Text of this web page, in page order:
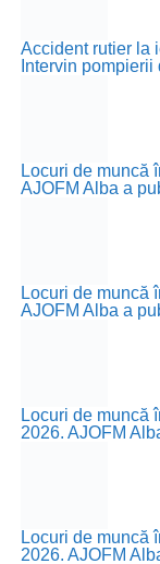
Accident rutier la
Intervin
Locuri de muncă
AJOFM Alba a
Locuri de muncă
AJOFM Alba a
Locuri de muncă
2026. AJOFM
Locuri de muncă
2026. AJOFM